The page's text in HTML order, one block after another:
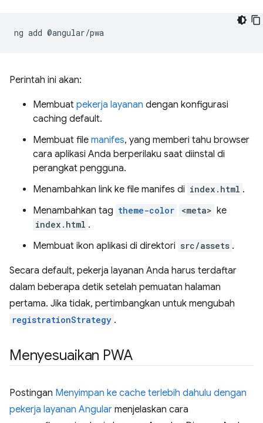
ng add
Perintah ini akan:
Membuat pekerja layanan dengan konfigurasi
caching default.
Membuat file manifes, yang memberi tahu browser
cara aplikasi Anda berperilaku saat diinstal di
perangkat pengguna.
Menambahkan link ke file manifes di index.html .
Menambahkan tag theme-color <meta> ke
index.html .
Membuat ikon aplikasi di direktori src/assets .
Secara default, pekerja layanan Anda harus terdaftar
dalam beberapa detik setelah pemuatan halaman
pertama. Jika tidak, pertimbangkan untuk mengubah
registrationStrategy .
Menyesuaikan PWA
Postingan Menyimpan ke cache terlebih dahulu dengan
pekerja layanan Angular menjelaskan cara